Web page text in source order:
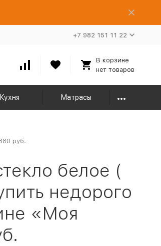
+7 982 151 11 22
В корзине
нет товаров
Кухня Матрасы
руб.
белое (
недорого
«Моя